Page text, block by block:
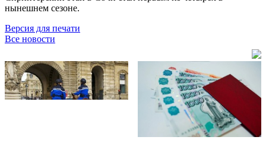
нынешнем сезоне.
Версия для печати
Все новости